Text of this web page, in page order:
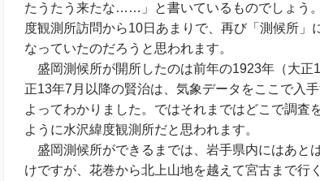
たうたう来たな……」と書いているものでしょう
度観測所訪問から10日あまりで、再び「測候所」
なっていたのだろうと思われます。
盛岡測候所が開所したのは前年の1923年（大正
正13年7月以降の賢治は、気象データをここで入
よってわかりました。ではそれまではどこで調査
ように水沢緯度観測所だと思われます。
盛岡測候所ができるまでは、岩手県内にはあと
けですが、花巻から北上山地を越えて宮古まで行